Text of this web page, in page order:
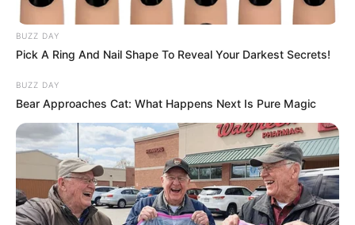
Post
navigation
Previous ArticlePrevious
vagyok-e? Most
Next Article
Magyarországon! Már
Legutóbbi cikkek
BUZZ DAY
Pick A Ring And Nail Shape To Reveal Your Darkest Secrets!
BUZZ DAY
Bear Approaches Cat: What Happens Next Is Pure Magic